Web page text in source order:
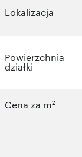
Lokalizacja
Powierzchnia
działki
Cena za m2